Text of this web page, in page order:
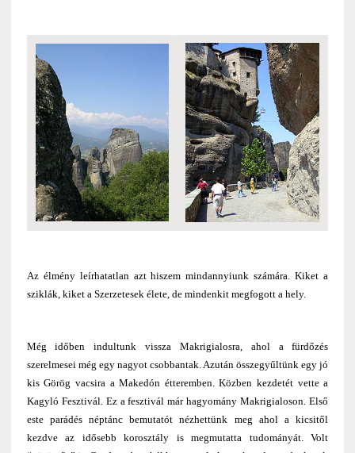
Az élmény leírhatatlan azt hiszem mindannyiunk számára. Kiket a
sziklák, kiket a Szerzetesek élete, de mindenkit megfogott a hely.
Még időben indultunk vissza Makrigialosra, ahol a fürdőzés
szerelmesei még egy nagyot csobbantak. Azután összegyűltünk egy jó
kis Görög vacsira a Makedón étteremben. Közben kezdetét vette a
Kagyló Fesztivál. Ez a fesztivál már hagyomány Makrigialoson. Első
este parádés néptánc bemutatót nézhettünk meg ahol a kicsitől
kezdve az idősebb korosztály is megmutatta tudományát. Volt